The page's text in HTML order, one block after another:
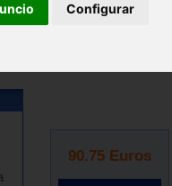
Configurar
90.75 Euros